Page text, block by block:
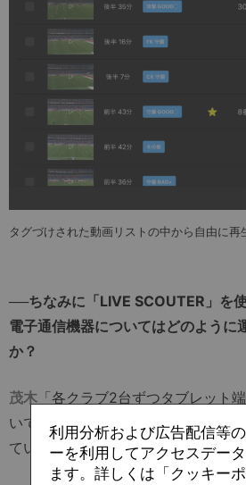
タグづけされた動画リストの中から自由に
──ちなみに「LIVE SCOUTER」を
電子通信機器についてはどのように
か？
茂木 「各クラブ2台ずつタブレット
いています。ベンチで1台、上のス
ている分析担当の人が1台という想
利用分析および広告配信等
ーを利用してアクセスデー
ます。詳しくは「クッキー